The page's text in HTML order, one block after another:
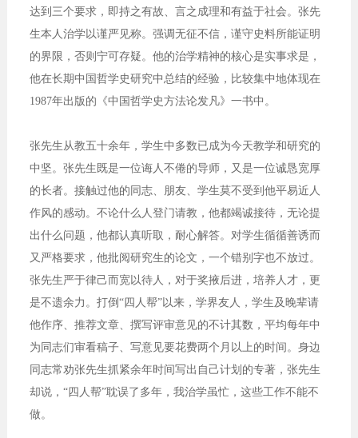
达到三个要求，即持之有故、言之成理和有益于社会。张先
生本人治学以谨严见称。强调无征不信，谨守史料所能证明
的界限，否则宁可存疑。他的治学精神的核心是实事求是，
他在长期中国哲学史研究中总结的经验，比较集中地体现在
1987年出版的《中国哲学史方法论发凡》一书中。
张先生从教五十余年，学生中多数已成为今天教学和研究的
中坚。张先生既是一位诲人不倦的导师，又是一位诚恳宽厚
的长者。接触过他的同志、朋友、学生莫不受到他平易近人
作风的感动。不论什么人登门请教，他都竭诚接待，无论提
出什么问题，他都认真听取，耐心解答。对学生循循善诱而
又严格要求，他批阅研究生的论文，一个错别字也不放过。
张先生严于律己而宽以待人，对于奖掖后进，培养人才，更
是不遗余力。打倒“四人帮”以来，学界友人，学生及晚辈请
他作序、推荐文章、撰写评审意见的不计其数，平均每年中
为同志们审看稿子、写意见要花费两个月以上的时间。身边
同志常劝张先生抓紧余年时间写出自己计划的专著，张先生
却说，“四人帮”耽误了多年，我治学虽忙，这些工作不能不
做。